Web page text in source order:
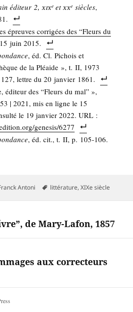
édi­teur 2,xixe etxxe siècles,
épreuves cor­ri­gées des “Fleurs du
juin 2015.
, éd. Cl. Pichois et
de la Pléaide », t. II, 1973
lettre du 20 jan­vier 1861.
édi­teur des “Fleurs du mal” »,
| 2021, mis en ligne le 15
le 19 jan­vier 2022. URL :
genesis/6277
, éd. cit., t. II, p. 105-106.
Antoni
Mots-
littérature,XIXe siècle
de Mary-Lafon, 1857
aux correcteurs